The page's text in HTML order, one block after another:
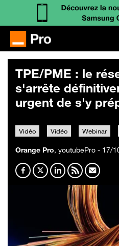
TPE/PME : le
s'arrête
urgent de s'y
Vidéo Vidéo Webinar
Orange Pro, youtubePro - 17/